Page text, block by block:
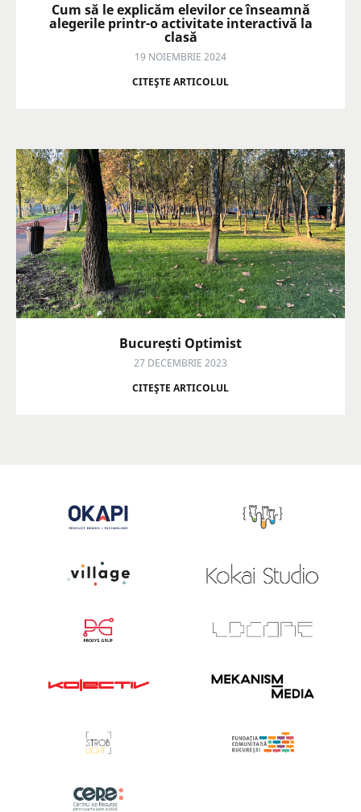
Cum să le explicăm elevilor ce înseamnă
alegerile printr-o activitate interactivă la
clasă
19 NOIEMBRIE 2024
CITEŞTE ARTICOLUL
București Optimist
27 DECEMBRIE 2023
CITEŞTE ARTICOLUL